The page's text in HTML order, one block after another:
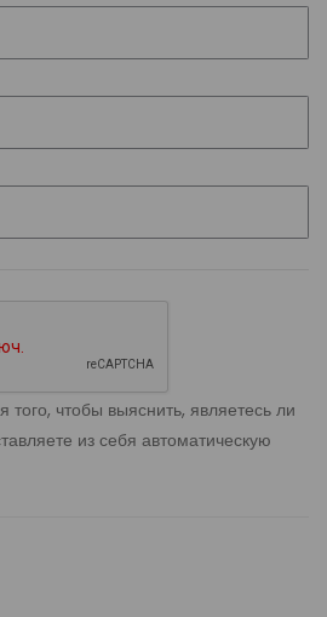
того, чтобы выяснить, являетесь ли
из себя автоматическую